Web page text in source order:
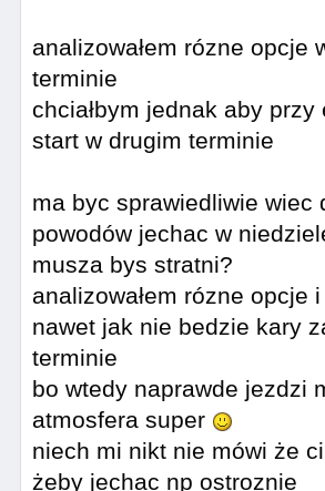
analizowałem rózne opcje
terminie
chciałbym jednak aby
start w drugim terminie
ma byc sprawiedliwie
powodów jechac w
musza bys stratni?
analizowałem rózne opcje
nawet jak nie bedzie kary
terminie
bo wtedy naprawde jezdzi
atmosfera super
niech mi nikt nie mówi że
żeby jechac np ostroznie